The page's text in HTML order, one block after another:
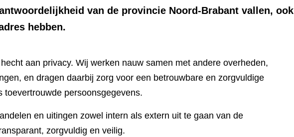
van de provincie Noord-Brabant vallen, ook
hebben.
aan privacy. Wij werken nauw samen met andere overheden,
en dragen daarbij zorg voor een betrouwbare en zorgvuldige
toevertrouwde persoonsgegevens.
en uitingen zowel intern als extern uit te gaan van de
zorgvuldig en veilig.